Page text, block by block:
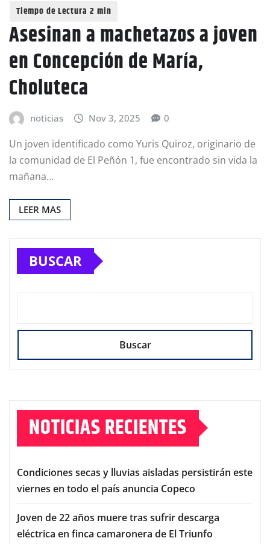
Asesinan a machetazos a joven
en Concepción de María,
Choluteca
noticias Nov 3, 2025 0
Un joven identificado como Yuris Quiroz, originario de
la comunidad de El Peñón 1, fue encontrado sin vida la
mañana…
LEER MAS
BUSCAR
Buscar
NOTICIAS RECIENTES
Condiciones secas y lluvias aisladas persistirán este
viernes en todo el país anuncia Copeco
Joven de 22 años muere tras sufrir descarga
eléctrica en finca camaronera de El Triunfo